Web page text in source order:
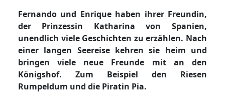
Fernando und Enrique haben ihrer Freundin,
der Prinzessin Katharina von Spanien,
unendlich viele Geschichten zu erzählen. Nach
einer langen Seereise kehren sie heim und
bringen viele neue Freunde mit an den
Königshof. Zum Beispiel den Riesen
Rumpeldum und die Piratin Pia.